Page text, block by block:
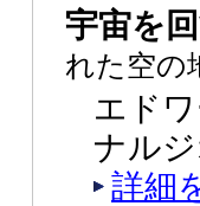
宇宙を
れた空の
エド
ナル
詳細